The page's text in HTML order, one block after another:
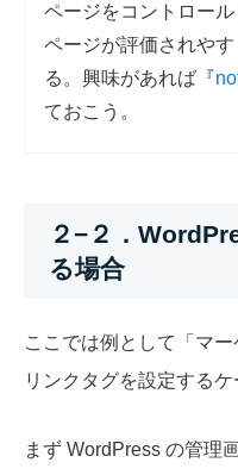
ページをコントロー
ページが評価されや
る。興味があれば『
ておこう。
２−２．
る場合
ここでは例として「マ
リンクタグを設定するケ
まず WordPress の管理